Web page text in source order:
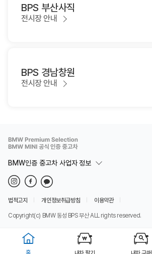
BPS 부산사직
전시장 안내
BPS 경남창원
전시장 안내
BMW인증 중고차 사업자 정보
법적고지 개인정보취급방침
이용약관
Copyright(c) BMW 동성 BPS 부산 ALL rights reserved.
홈